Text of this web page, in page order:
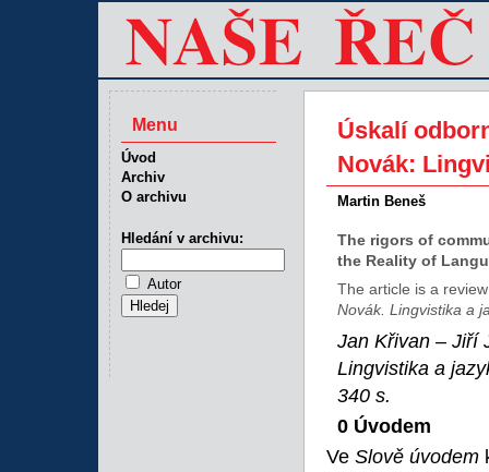
Úskalí
Novák:
Martin Beneš
The rigors of
the Reality of
The article is a
Novák. Lingvistika a
Jan Křivan – Jiří
Lingvistika a
340 s.
0 Úvodem
Ve Slově úvodem
Menu
Úvod
Archiv
O archivu
Hledání v archivu:
Autor